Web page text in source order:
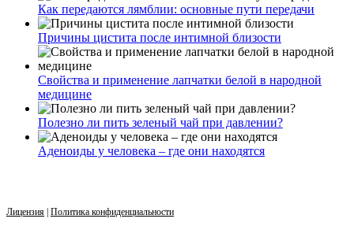
Как передаются лямблии: основные пути передачи
Причины цистита после интимной близости
Свойства и применение лапчатки белой в народной
медицине
Полезно ли пить зеленый чай при давлении?
Аденоиды у человека – где они находятся
Лицензия Политика конфиденциальности